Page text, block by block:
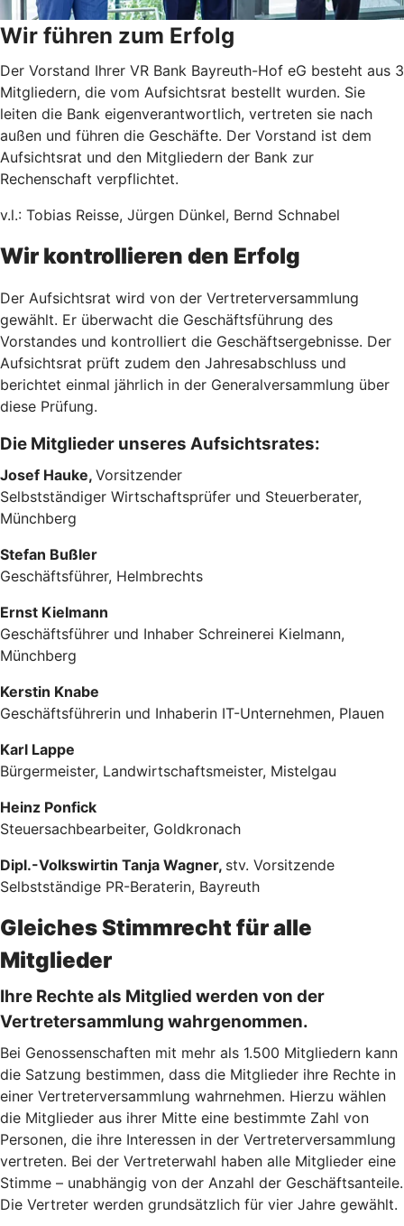
Wir führen zum Erfolg
Der Vorstand Ihrer VR Bank Bayreuth-Hof eG besteht aus 3
Mitgliedern, die vom Aufsichtsrat bestellt wurden. Sie
leiten die Bank eigenverantwortlich, vertreten sie nach
außen und führen die Geschäfte. Der Vorstand ist dem
Aufsichtsrat und den Mitgliedern der Bank zur
Rechenschaft verpflichtet.
v.l.: Tobias Reisse, Jürgen Dünkel, Bernd Schnabel
Wir kontrollieren den Erfolg
Der Aufsichtsrat wird von der Vertreterversammlung
gewählt. Er überwacht die Geschäftsführung des
Vorstandes und kontrolliert die Geschäftsergebnisse. Der
Aufsichtsrat prüft zudem den Jahresabschluss und
berichtet einmal jährlich in der Generalversammlung über
diese Prüfung.
Die Mitglieder unseres Aufsichtsrates:
Josef Hauke, Vorsitzender
Selbstständiger Wirtschaftsprüfer und Steuerberater,
Münchberg
Stefan Bußler
Geschäftsführer, Helmbrechts
Ernst Kielmann
Geschäftsführer und Inhaber Schreinerei Kielmann,
Münchberg
Kerstin Knabe
Geschäftsführerin und Inhaberin IT-Unternehmen, Plauen
Karl Lappe
Bürgermeister, Landwirtschaftsmeister, Mistelgau
Heinz Ponfick
Steuersachbearbeiter, Goldkronach
Dipl.-Volkswirtin Tanja Wagner, stv. Vorsitzende
Selbstständige PR-Beraterin, Bayreuth
Gleiches Stimmrecht für alle
Mitglieder
Ihre Rechte als Mitglied werden von der
Vertretersammlung wahrgenommen.
Bei Genossenschaften mit mehr als 1.500 Mitgliedern kann
die Satzung bestimmen, dass die Mitglieder ihre Rechte in
einer Vertreterversammlung wahrnehmen. Hierzu wählen
die Mitglieder aus ihrer Mitte eine bestimmte Zahl von
Personen, die ihre Interessen in der Vertreterversammlung
vertreten. Bei der Vertreterwahl haben alle Mitglieder eine
Stimme – unabhängig von der Anzahl der Geschäftsanteile.
Die Vertreter werden grundsätzlich für vier Jahre gewählt.